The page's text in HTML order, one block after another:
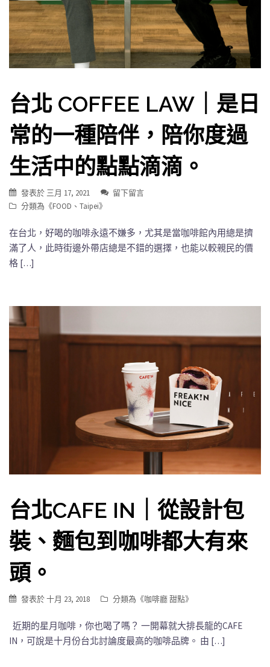
台北 COFFEE LAW｜是日
常的一種陪伴，陪你度過
生活中的點點滴滴。
發表於 三月 17, 2021
留下留言
分類為《FOOD 、 Taipei》
在台北，好喝的咖啡永遠不嫌多，尤其是當咖啡館內用總是擠
滿了人，此時街邊外帶店總是不錯的選擇，也能以較親民的價
格 […]
台北CAFE IN｜從設計包
裝、麵包到咖啡都大有來
頭。
發表於十月 23, 2018 分類為《咖啡廳 甜點》
近期的星月咖啡，你也喝了嗎？ 一開幕就大排長龍的CAFE
IN，可說是十月份台北討論度最高的咖啡品牌。 由 […]